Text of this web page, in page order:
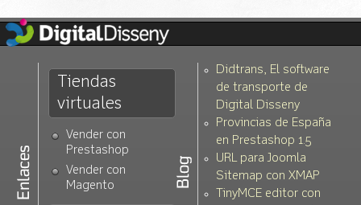
Tiendas
virtuales
Vender con
Prestashop
Vender con
Magento
Didtrans, El software
de transporte de
Digital Disseny
Provincias de España
en Prestashop 1.5
URL para Joomla
Sitemap con XMAP
TinyMCE editor con